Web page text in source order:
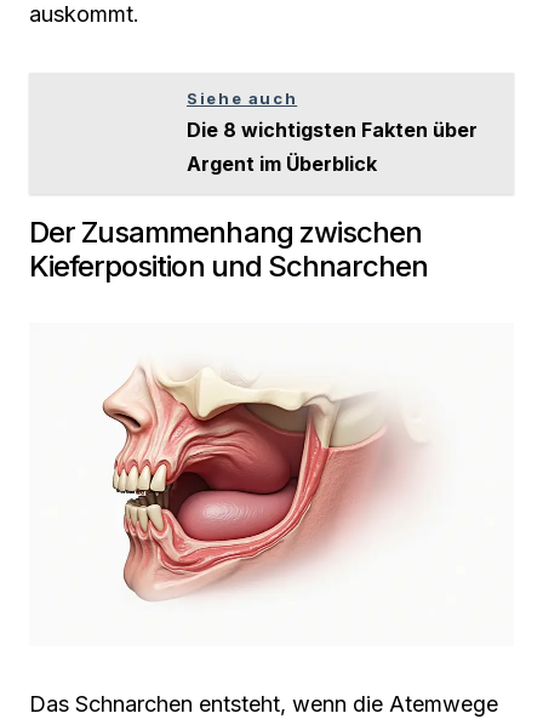
auskommt.
Siehe auch
Die 8 wichtigsten Fakten über
Argent im Überblick
Der Zusammenhang zwischen
Kieferposition und Schnarchen
Das Schnarchen entsteht, wenn die Atemwege